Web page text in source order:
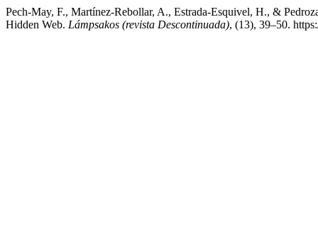
Pech-May, F., Martínez-Rebollar, A., Estrada-Esquivel, H., &
Hidden Web. Lámpsakos (revista Descontinuada), (13), 39–50.